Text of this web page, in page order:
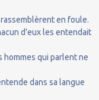
en foule.
d'eux les entendait
hommes qui parlent ne
dans sa langue